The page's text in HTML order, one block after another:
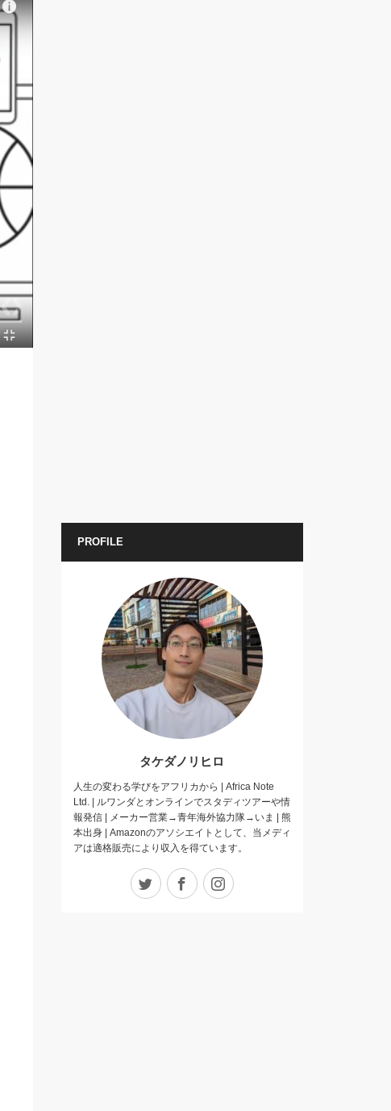
PROFILE
タケダノリヒロ
人生の変わる学びをアフリカから | Africa Note
Ltd. | ルワンダとオンラインでスタディツアーや情
報発信 | メーカー営業→青年海外協力隊→いま | 熊
本出身 | Amazonのアソシエイトとして、当メディ
アは適格販売により収入を得ています。
Twitter Facebook